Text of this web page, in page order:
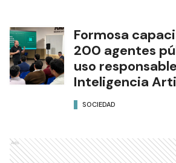
Formosa
200 agentes
uso
Inteligencia
SOCIEDAD
Ads